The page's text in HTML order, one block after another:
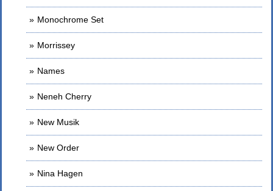
Monochrome Set
Morrissey
Names
Neneh Cherry
New Musik
New Order
Nina Hagen